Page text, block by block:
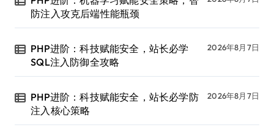
防注入攻克后端性能瓶颈
PHP进阶：科技赋能安全，站长必学
SQL注入防御全攻略
2026年8月7日
PHP进阶：科技赋能安全，站长必学防
注入核心策略
2026年8月7日